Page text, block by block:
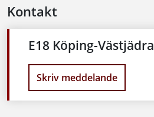
Kontakt
E18 Köping-Västjädra
Skriv meddelande